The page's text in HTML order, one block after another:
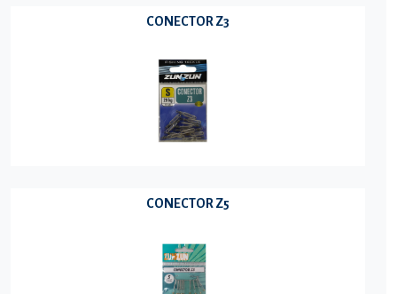
CONECTOR Z3
CONECTOR Z5